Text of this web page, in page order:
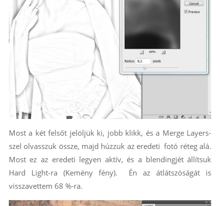
Most a két felsőt jelöljük ki, jobb klikk, és a Merge Layers-
szel olvasszuk össze, majd húzzuk az eredeti fotó réteg alá.
Most ez az eredeti legyen aktív, és a blendingjét állítsuk
Hard Light-ra (Kemény fény). Én az átlátszóságát is
visszavettem 68 %-ra.